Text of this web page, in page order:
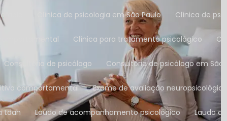
Clínica de psicologia em São Paulo Clínica de
Clínica para tratamento psicológico
Consultório de psicólogo Consultório de psicólogo em São
comportamental Exame de avaliação neuropsicológica
tdah Laudo de acompanhamento psicológico Laudo